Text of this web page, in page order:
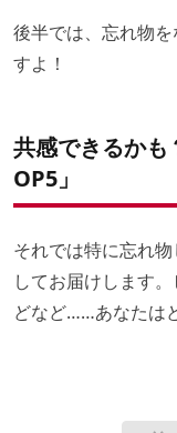
後半では、忘れ物
すよ！
共感できるかも
OP5」
それでは特に忘れ
してお届けします
どなど……あなたは